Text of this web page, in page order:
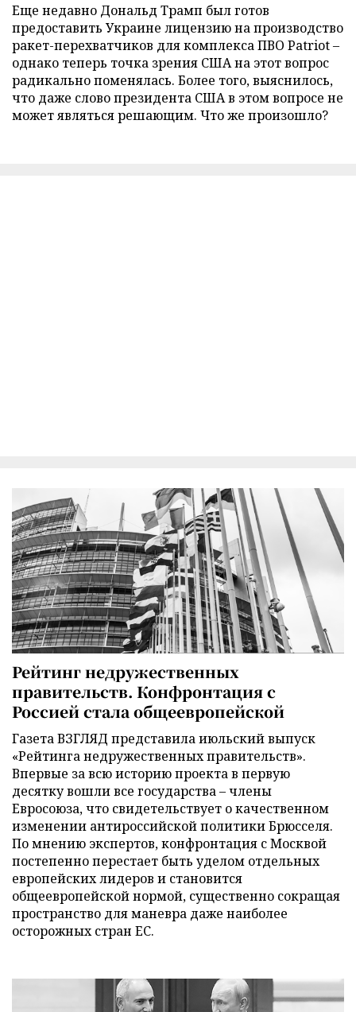
Еще недавно Дональд Трамп был готов
предоставить Украине лицензию на производство
ракет-перехватчиков для комплекса ПВО Patriot –
однако теперь точка зрения США на этот вопрос
радикально поменялась. Более того, выяснилось,
что даже слово президента США в этом вопросе не
может являться решающим. Что же произошло?
Рейтинг недружественных
правительств. Конфронтация с
Россией стала общеевропейской
Газета ВЗГЛЯД представила июльский выпуск
«Рейтинга недружественных правительств».
Впервые за всю историю проекта в первую
десятку вошли все государства – члены
Евросоюза, что свидетельствует о качественном
изменении антироссийской политики Брюсселя.
По мнению экспертов, конфронтация с Москвой
постепенно перестает быть уделом отдельных
европейских лидеров и становится
общеевропейской нормой, существенно сокращая
пространство для маневра даже наиболее
осторожных стран ЕС.